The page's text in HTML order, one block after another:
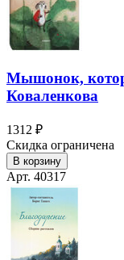
Мышонок,
Коваленкова
1312 ₽
Скидка ограничена
В корзину
Арт. 40317